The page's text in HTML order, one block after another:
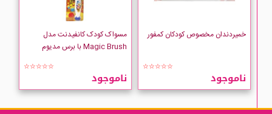
خمیردندان مخصوص کودکان کمفور
☆☆☆☆☆
ناموجود
مسواک کودک کانفیدنت مدل
Magic Brush با برس مدیوم
☆☆☆☆☆
ناموجود